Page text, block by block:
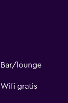
Bar/lounge
Wifi gratis